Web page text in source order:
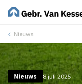
Nieuws
Nieuws 8 juli 2025